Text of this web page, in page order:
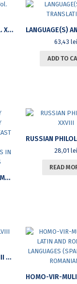
ROMANOSLAVICA VOL. XLVIII, NO. 1
63,43 lei
ADD TO
ETHNIC IDENTITY DILEMMAS IN EARLY TWENTIETH CENTURY EAST EUROPEAN JEWISH IMMIGRANT NARRATIVES IN THE UNITED STATES
28,01 lei
READ
ROMANOSLAVICA XLVIII NO.2